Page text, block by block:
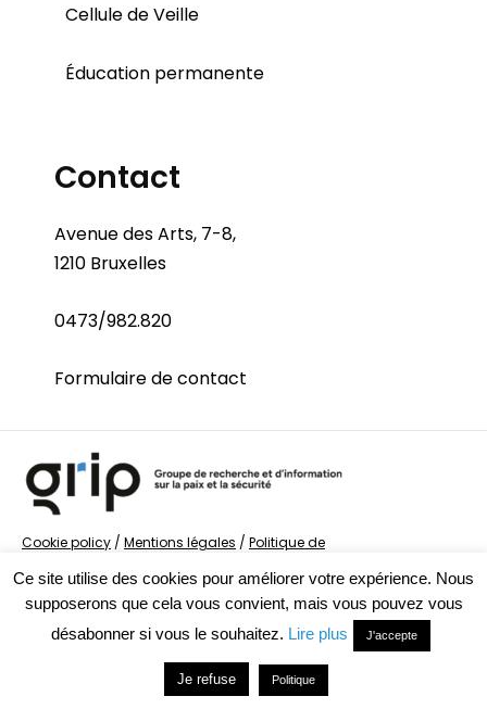
Cellule de Veille
Éducation permanente
Contact
Avenue des Arts, 7-8,
1210 Bruxelles
0473/982.820
Formulaire de contact
Cookie policy / Mentions légales / Politique de
la Sécurité
Ce site utilise des cookies pour améliorer votre expérience. Nous
supposerons que cela vous convient, mais vous pouvez vous
désabonner si vous le souhaitez. Lire plus J'accepte
Je refuse Politique